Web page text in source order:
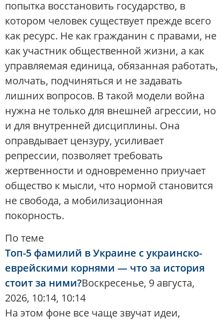
попытка восстановить государство, в
котором человек существует прежде всего
как ресурс. Не как гражданин с правами, не
как участник общественной жизни, а как
управляемая единица, обязанная работать,
молчать, подчиняться и не задавать
лишних вопросов. В такой модели война
нужна не только для внешней агрессии, но
и для внутренней дисциплины. Она
оправдывает цензуру, усиливает
репрессии, позволяет требовать
жертвенности и одновременно приучает
общество к мысли, что нормой становится
не свобода, а мобилизационная
покорность.
По теме
Топ-5 фамилий в Украине с украинско-
еврейскими корнями — что за история
стоит за ними?Воскресенье, 9 августа,
2026, 10:14, 10:14
На этом фоне все чаще звучат идеи,